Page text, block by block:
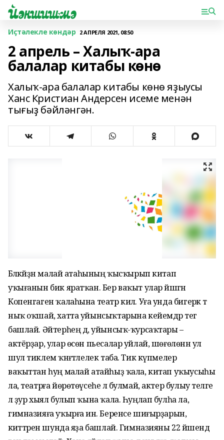
Иҫтәлекле көндәр 2 АПРЕЛЯ 2021, 08:50
2 апрель – Халыҡ-ара
балалар китабы көнө
Халыҡ-ара балалар китабы көнө яҙыусы
Ханс Кристиан Андерсен исеме менән
тығыҙ бәйләнгән.
Бәләкәйҙән малай атаһының ҡысҡырып китап
уҡығанын бик яратҡан. Бер ваҡыт улар йәшәгән
Копенгаген ҡалаһына театр килә. Уға унда бигерәк тә
ныҡ оҡшай, хатта уйынсыҡтарына кейемдәр тегә
башлай. Әйтерһең дә, уйынсыҡ-ҡурсаҡтары –
актёрҙар, улар өсөн пьесалар уйлай, шөғөлөнән ул
шул тиклем ҡәнәғәтлелек таба. Тик күпмелер
ваҡыттан һуң малай атайһыҙ ҡала, китап уҡыусыһы
ла, театрға йөрөтөүсеһе лә булмай, актер булыу теләге
лә ҙур хыял булып ҡына ҡала. Һуңлап булһа ла,
гимназияға уҡырға инә. Беренсе шиғырҙарын,
әкиәттәрен шунда яҙа башлай. Гимназияны 22 йәшендә